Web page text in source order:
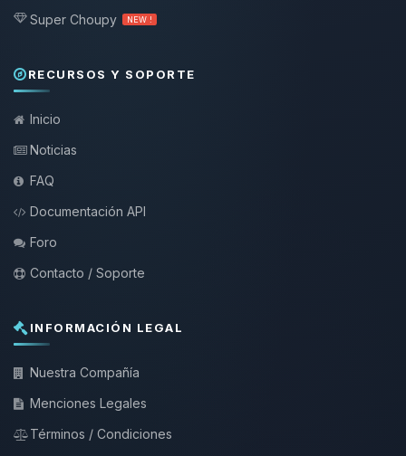
Super Choupy NEW !
RECURSOS Y SOPORTE
Inicio
Noticias
FAQ
Documentación API
Foro
Contacto / Soporte
INFORMACIÓN LEGAL
Nuestra Compañía
Menciones Legales
Términos / Condiciones